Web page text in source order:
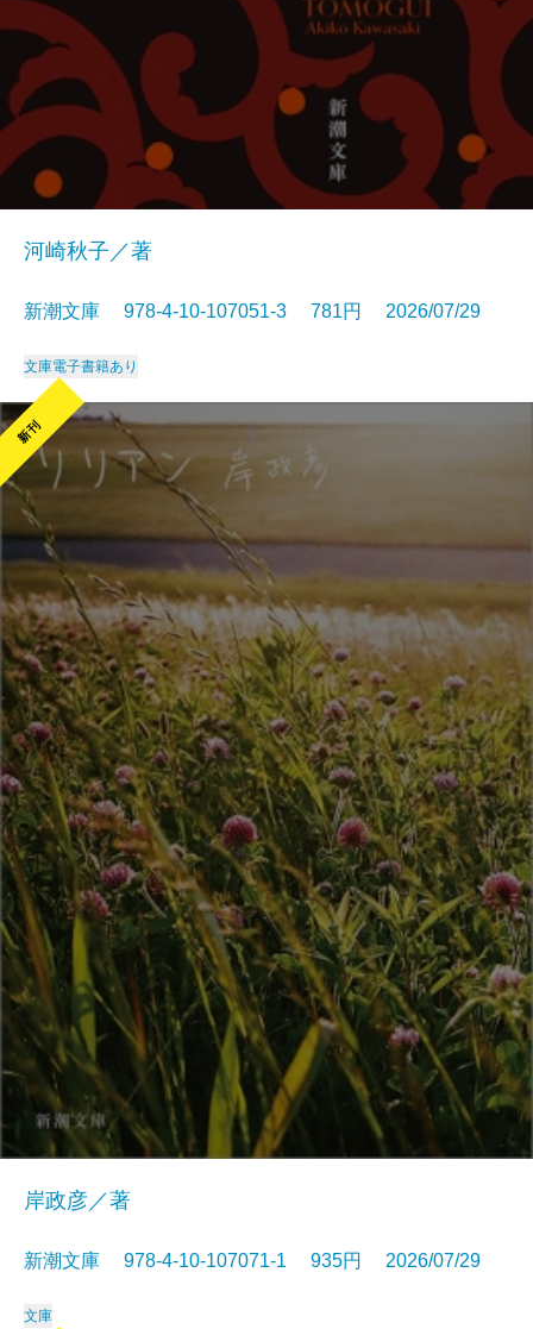
河崎秋子／著
新潮文庫 978-4-10-107051-3 781円 2026/07/29
文庫電子書籍あり
新刊
岸政彦／著
新潮文庫 978-4-10-107071-1 935円 2026/07/29
文庫